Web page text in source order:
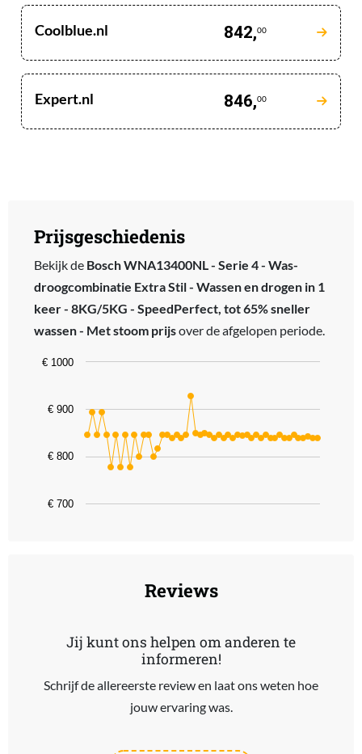
Coolblue.nl 842,00
Expert.nl 846,00
Prijsgeschiedenis
Bekijk de Bosch WNA13400NL - Serie 4 - Was-
droogcombinatie Extra Stil - Wassen en drogen in 1
keer - 8KG/5KG - SpeedPerfect, tot 65% sneller
wassen - Met stoom prijsover de afgelopen periode.
Chart
The chart has 1 X axis displaying categories.
The chart has 1 Y axis displaying values. Data ranges from 777 to
€ 700
€ 800
€ 900
€ 1000
Reviews
Jij kunt ons helpen om anderen te
informeren!
Schrijf de allereerste review en laat ons weten hoe
jouw ervaring was.